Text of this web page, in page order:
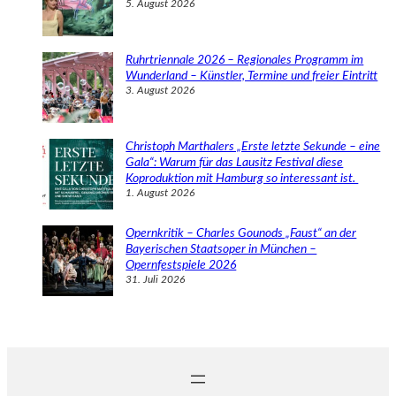
5. August 2026
Ruhrtriennale 2026 – Regionales Programm im
Wunderland – Künstler, Termine und freier Eintritt
3. August 2026
Christoph Marthalers „Erste letzte Sekunde – eine
Gala“: Warum für das Lausitz Festival diese
Koproduktion mit Hamburg so interessant ist.
1. August 2026
Opernkritik – Charles Gounods „Faust“ an der
Bayerischen Staatsoper in München –
Opernfestspiele 2026
31. Juli 2026